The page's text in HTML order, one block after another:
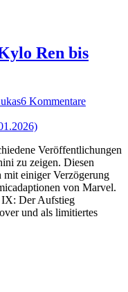
Ren bis
6 Kommentare
Veröffentlichungen
zu zeigen. Diesen
mit einiger Verzögerung
von Marvel.
IX: Der Aufstieg
und als limitiertes